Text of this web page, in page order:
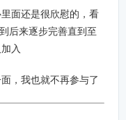
面还是很欣慰的，看
后来逐步完善直到至
入
，我也就不再参与了